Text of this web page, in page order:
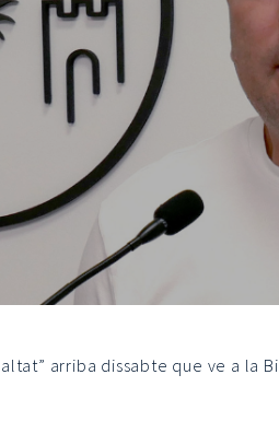
arriba dissabte que ve a la